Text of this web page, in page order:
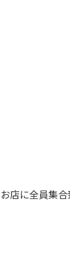
店に全員集合